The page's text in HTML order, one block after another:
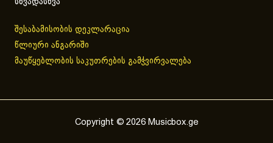
სხვადასხვა
შესაბამისობის დეკლარაცია
წლიური ანგარიში
მაუწყებლობის საკუთრების გამჭვირვალება
Copyright © 2026 Musicbox.ge